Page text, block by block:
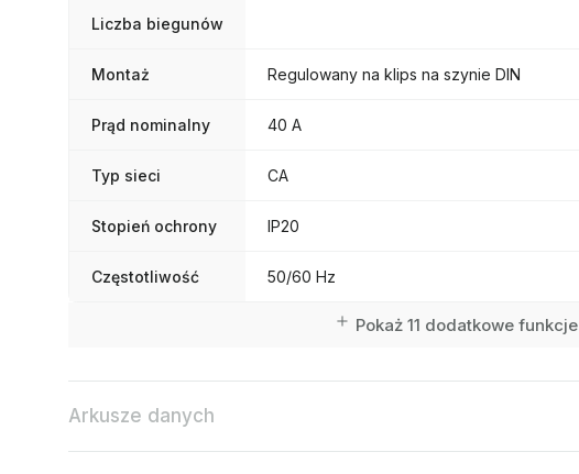
Liczba biegunów
Montaż Regulowany na klips na szynie DIN
Prąd nominalny 40 A
Typ sieci CA
Stopień ochrony IP20
Częstotliwość 50/60 Hz
Pokaż 11 dodatkowe funkcje
Arkusze danych